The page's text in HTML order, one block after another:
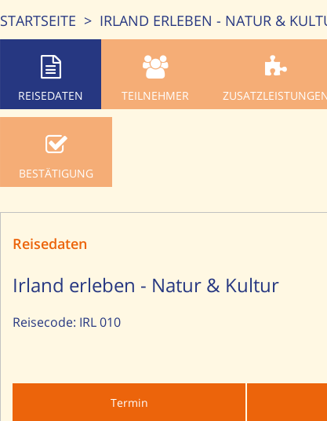
STARTSEITE > IRLAND ERLEBEN - NATUR &
REISEDATEN TEILNEHMER
BESTÄTIGUNG
Reisedaten
Irland erleben - Natur & Kultur
Reisecode: IRL 010
Termin